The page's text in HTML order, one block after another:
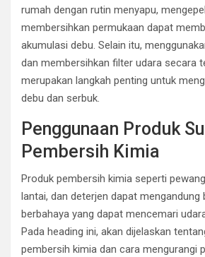
rumah dengan rutin menyapu,
membersihkan permukaan dapat
akumulasi debu. Selain itu,
dan membersihkan filter udara secara
merupakan langkah penting untuk
debu dan serbuk.
Penggunaan Produk
Pembersih Kimia
Produk pembersih kimia seperti
lantai, dan deterjen dapat mengandung
berbahaya yang dapat mencemari
Pada heading ini, akan dijelaskan
pembersih kimia dan cara mengurangi